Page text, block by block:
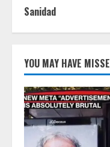
Sanidad
YOU MAY HAVE